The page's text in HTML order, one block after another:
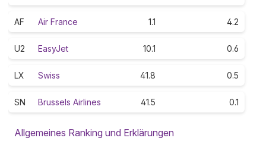
AF Air France 1.1 4.2
U2 EasyJet 10.1 0.6
LX Swiss 41.8 0.5
SN Brussels Airlines 41.5 0.1
Allgemeines Ranking und Erklärungen